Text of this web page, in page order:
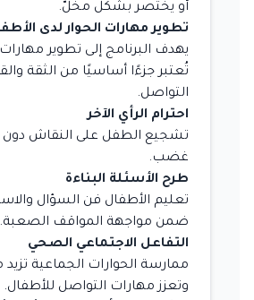
أو يختصر بشكل مخلّ.
تطوير مهارات الحوار لدى
يهدف البرنامج إلى تطوير مهارات
تُعتبر جزءًا أساسيًا من الثقة
التواصل.
احترام الرأي الآخر
تشجيع الطفل على النقاش
غضب.
طرح الأسئلة البناءة
تعليم الأطفال فن السؤال
ضمن مواجهة المواقف الصعبة.
التفاعل الاجتماعي الصحي
ممارسة الحوارات الجماعية تزيد
وتعزز مهارات التواصل للأطفال.